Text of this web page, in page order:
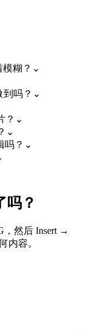
糊？ ⌄
到吗？ ⌄
？ ⌄
⌄
吗？ ⌄
吗？
，然后 Insert →
内容。